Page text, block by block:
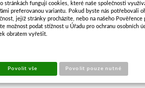
stránkách fungují cookies, které naše společnosti
preferovanou variantu. Pokud byste nás potřebovali
jejíž stránky procházíte, nebo na našeho
možnost podat stížnost u Úřadu pro ochranu osobních
obratem vyřešit.
Povolit vše Povolit pouze nutné